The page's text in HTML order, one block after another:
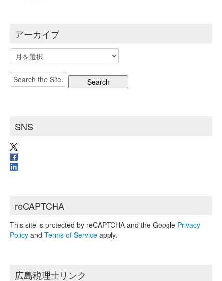
アーカイブ
ー
カ
イ
Search
for:
SNS
reCAPTCHA
This site is protected by reCAPTCHA and the Google Privacy
Policy and Terms of Service apply.
広島税理士リンク